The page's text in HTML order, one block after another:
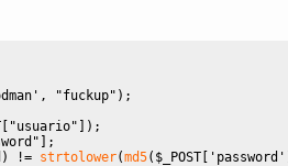
, "fuckup" ) ;
[ "usuario" ] ) ;
] ;
) != strtolower(md5( $_POST [ 'password'